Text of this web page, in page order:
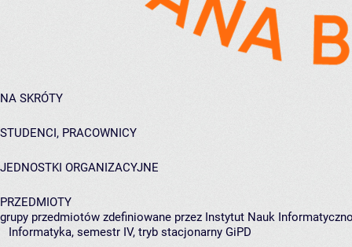
NA SKRÓTY
STUDENCI, PRACOWNICY
JEDNOSTKI ORGANIZACYJNE
PRZEDMIOTY
grupy przedmiotów zdefiniowane przez Instytut Nauk
Informatyka, semestr IV, tryb stacjonarny GiPD